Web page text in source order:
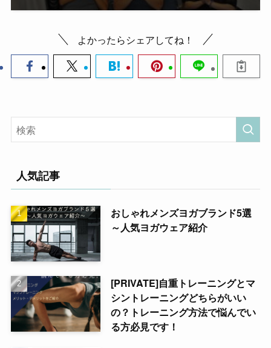
よかったらシェアしてね！
人気記事
おしゃれメンズヨガブランド5選
～人気ヨガウェア紹介
[PRIVATE]自重トレーニングとマ
シントレーニングどちらがいい
の？トレーニング方法で悩んでい
る方必見です！